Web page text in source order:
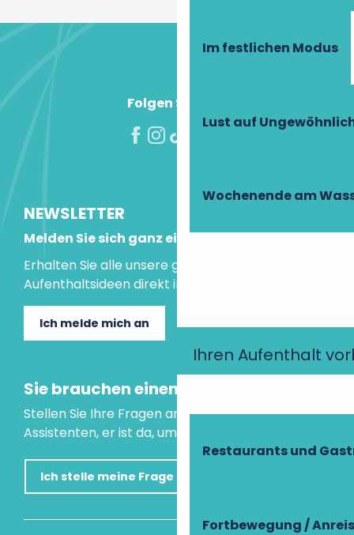
Im festlichen Modus
Lust auf
Wochenende am
Ihren Aufenthalt
Restaurants und
Fortbewegung /
Folgen Sie uns!
NEWSLETTER
Melden Sie sich ganz einfach an!
Erhalten Sie alle unsere guten Tipps und
Aufenthaltsideen direkt in Ihre Mailbox.
Ich melde mich an
Sie brauchen einen Rat?
Stellen Sie Ihre Fragen an unseren virtuellen
Assistenten, er ist da, um Ihnen zu helfen.
Ich stelle meine Frage